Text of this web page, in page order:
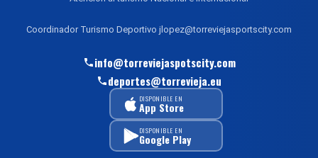
Coordinador Turismo Deportivo jlopez@torreviejasportscity.com
info@torreviejaspotscity.com
deportes@torrevieja.eu
DISPONIBLE EN
App Store
DISPONIBLE EN
Google Play